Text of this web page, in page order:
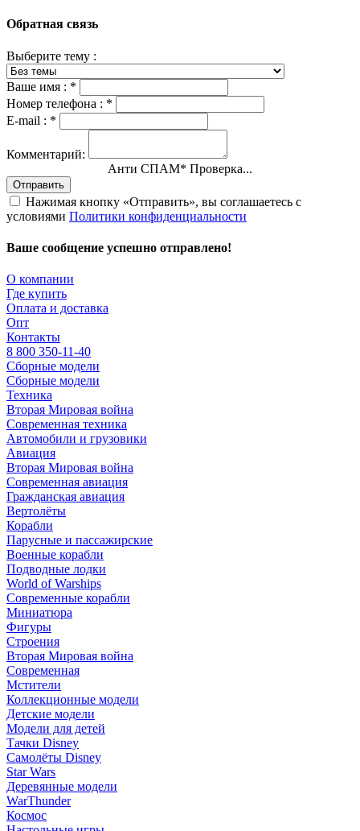
Обратная связь
Выберите тему :
Ваше имя : *
Номер телефона : *
E-mail : *
Комментарий:
Анти СПАМ* Проверка...
Отправить
Нажимая кнопку «Отправить», вы соглашаетесь с
условиями Политики конфиденциальности
Ваше сообщение успешно отправлено!
О компании
Где купить
Оплата и доставка
Опт
Контакты
8 800 350-11-40
Сборные модели
Сборные модели
Техника
Вторая Мировая война
Современная техника
Автомобили и грузовики
Авиация
Вторая Мировая война
Современная авиация
Гражданская авиация
Вертолёты
Корабли
Парусные и пассажирские
Военные корабли
Подводные лодки
World of Warships
Современные корабли
Миниатюра
Фигуры
Строения
Вторая Мировая война
Современная
Мстители
Коллекционные модели
Детские модели
Модели для детей
Тачки Disney
Самолёты Disney
Star Wars
Деревянные модели
WarThunder
Космос